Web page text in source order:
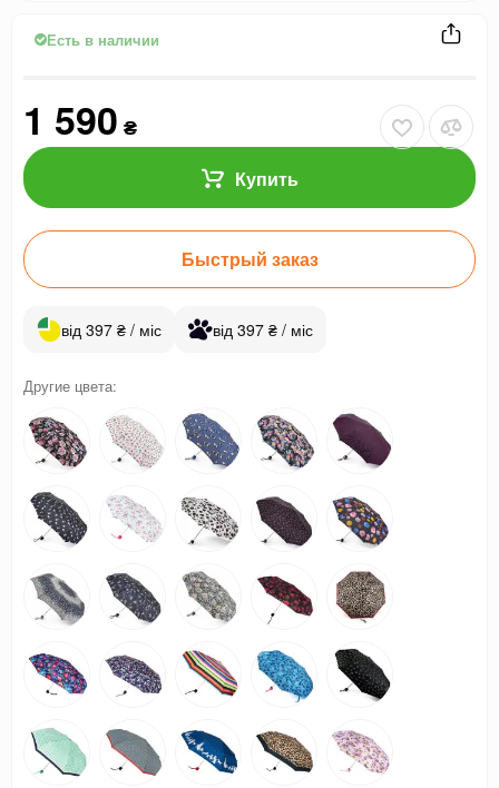
Есть в наличии
1 590 ₴
Купить
Быстрый заказ
від 397 ₴ / міс від 397 ₴ / міс
Другие цвета: